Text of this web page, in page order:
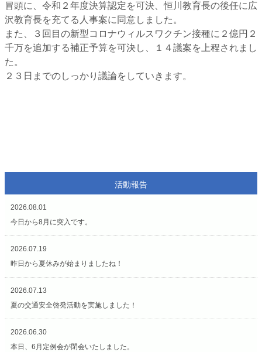
冒頭に、令和２年度決算認定を可決、恒川教育長の後任に広
沢教育長を充てる人事案に同意しました。
また、３回目の新型コロナウィルスワクチン接種に２億円２
千万を追加する補正予算を可決し、１４議案を上程されまし
た。
２３日までのしっかり議論をしていきます。
活動報告
2026.08.01
今日から8月に突入です。
2026.07.19
昨日から夏休みが始まりましたね！
2026.07.13
夏の交通安全啓発活動を実施しました！
2026.06.30
本日、6月定例会が閉会いたしました。